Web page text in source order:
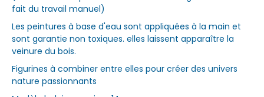
fait du travail manuel)
Les peintures à base d'eau sont appliquées à la main et
sont garantie non toxiques. elles laissent apparaître la
veinure du bois.
Figurines à combiner entre elles pour créer des univers
nature passionnants